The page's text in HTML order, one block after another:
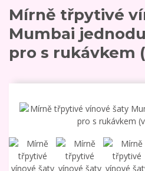
Mírně třpytivé
Mumbai
pro s rukávkem